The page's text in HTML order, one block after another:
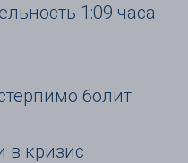
1:09 часа
болит
в кризис